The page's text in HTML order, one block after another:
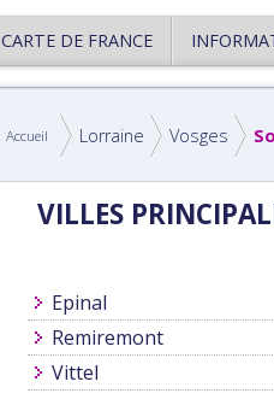
CARTE DE FRANCE
Accueil Lorraine Vosges
VILLES
Epinal
Remiremont
Vittel